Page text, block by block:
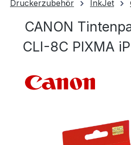
Druckerzubehör InkJet
CANON
CLI-8C PIXMA
Bildergalerie überspringen